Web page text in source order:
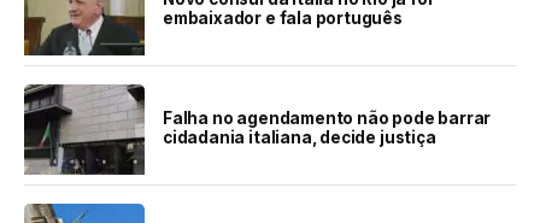
embaixador e fala português
Falha no agendamento não pode barrar
cidadania italiana, decide justiça